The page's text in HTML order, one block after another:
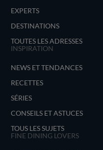
EXPERTS
DESTINATIONS
TOUTES LES ADRESSES
INSPIRATION
NEWS ET TENDANCES
RECETTES
SÉRIES
CONSEILS ET ASTUCES
TOUS LES SUJETS
FINE DINING LOVERS